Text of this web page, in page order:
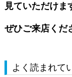
見ていただけま
ぜひご来店くだ
よく読まれて